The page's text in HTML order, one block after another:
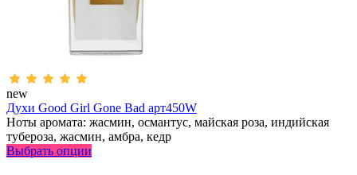
new
Духи Good Girl Gone Bad арт450W
Ноты аромата: жасмин, османтус, майская роза, индийская
тубероза, жасмин, амбра, кедр
Выбрать опции